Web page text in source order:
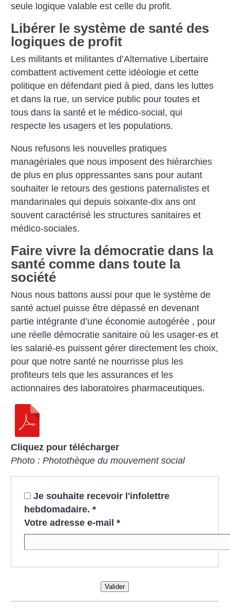
seule logique valable est celle du profit.
Libérer le système de santé des
logiques de profit
Les militants et militantes d’Alternative Libertaire
combattent activement cette idéologie et cette
politique en défendant pied à pied, dans les luttes
et dans la rue, un service public pour toutes et
tous dans la santé et le médico-social, qui
respecte les usagers et les populations.
Nous refusons les nouvelles pratiques
managériales que nous imposent des hiérarchies
de plus en plus oppressantes sans pour autant
souhaiter le retours des gestions paternalistes et
mandarinales qui depuis soixante-dix ans ont
souvent caractérisé les structures sanitaires et
médico-sociales.
Faire vivre la démocratie dans la
santé comme dans toute la
société
Nous nous battons aussi pour que le système de
santé actuel puisse être dépassé en devenant
partie intégrante d’une économie autogérée , pour
une réelle démocratie sanitaire où les usager-es et
les salarié-es puissent gérer directement les choix,
pour que notre santé ne nourrisse plus les
profiteurs tels que les assurances et les
actionnaires des laboratoires pharmaceutiques.
Cliquez pour télécharger
Photo : Photothèque du mouvement social
Je souhaite recevoir l'infolettre
hebdomadaire. *
Votre adresse e-mail *
Valider